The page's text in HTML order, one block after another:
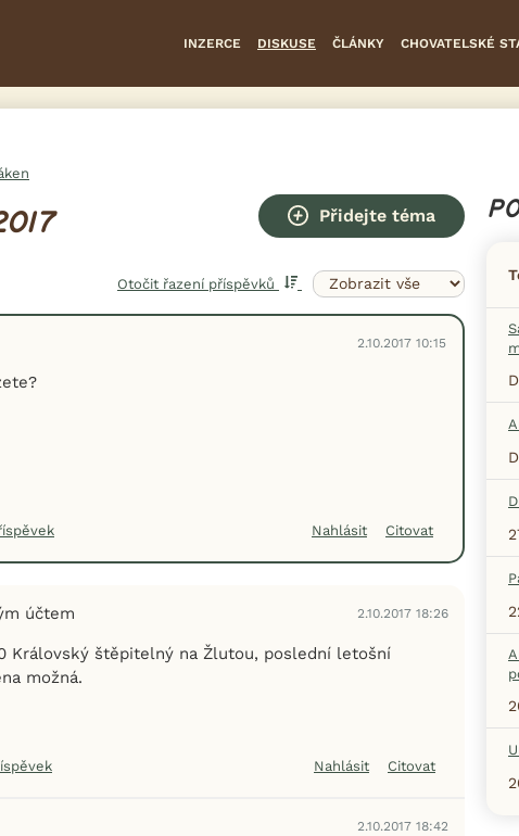
INZERCE DISKUSE ČLÁNKY CHOVATELSKÉ
Přidejte téma
Otočit řazení příspěvků
2.10.2017 10:15
Nahlásit Citovat
účtem 2.10.2017 18:26
Královský štěpitelný na Žlutou, poslední letošní
možná.
Nahlásit Citovat
2.10.2017 18:42